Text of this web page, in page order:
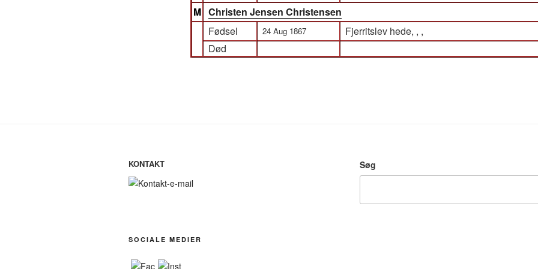
M Christen Jensen Christensen
Fødsel
24 Aug 1867
Fjerritslev hede, , ,
Død
KONTAKT
SOCIALE MEDIER
Søg